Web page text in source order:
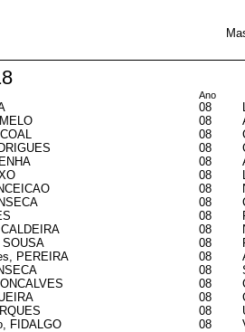
Ano
08
08
08
08
08
08
08
08
08
08
08
PEREIRA 08
08
08
08
08
FIDALGO 08